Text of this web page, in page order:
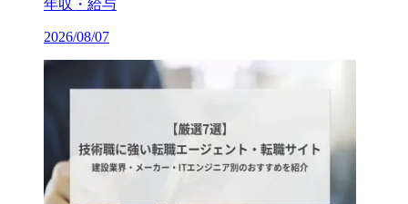
年収・給与
2026/08/07